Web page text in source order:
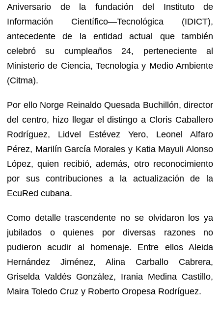
Aniversario de la fundación del Instituto de
Información Científico—Tecnológica (IDICT),
antecedente de la entidad actual que también
celebró su cumpleaños 24, perteneciente al
Ministerio de Ciencia, Tecnología y Medio Ambiente
(Citma).
Por ello Norge Reinaldo Quesada Buchillón, director
del centro, hizo llegar el distingo a Cloris Caballero
Rodríguez, Lidvel Estévez Yero, Leonel Alfaro
Pérez, Marilín García Morales y Katia Mayuli Alonso
López, quien recibió, además, otro reconocimiento
por sus contribuciones a la actualización de la
EcuRed cubana.
Como detalle trascendente no se olvidaron los ya
jubilados o quienes por diversas razones no
pudieron acudir al homenaje. Entre ellos Aleida
Hernández Jiménez, Alina Carballo Cabrera,
Griselda Valdés González, Irania Medina Castillo,
Maira Toledo Cruz y Roberto Oropesa Rodríguez.